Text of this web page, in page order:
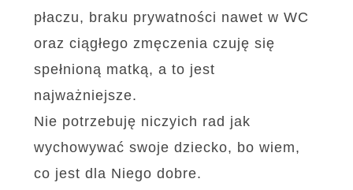
płaczu, braku prywatności nawet w WC
oraz ciągłego zmęczenia czuję się
spełnioną matką, a to jest
najważniejsze.
Nie potrzebuję niczyich rad jak
wychowywać swoje dziecko, bo wiem,
co jest dla Niego dobre.